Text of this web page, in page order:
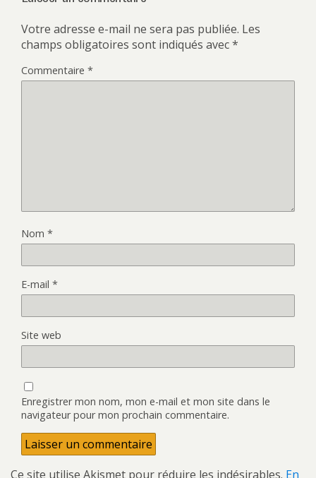
Votre adresse e-mail ne sera pas publiée. Les
champs obligatoires sont indiqués avec*
Commentaire *
Nom *
E-mail *
Site web
Enregistrer mon nom, mon e-mail et mon site dans le
navigateur pour mon prochain commentaire.
Ce site utilise Akismet pour réduire les indésirables. En